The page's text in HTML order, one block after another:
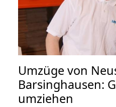
Umzüge von
Barsinghausen:
umziehen